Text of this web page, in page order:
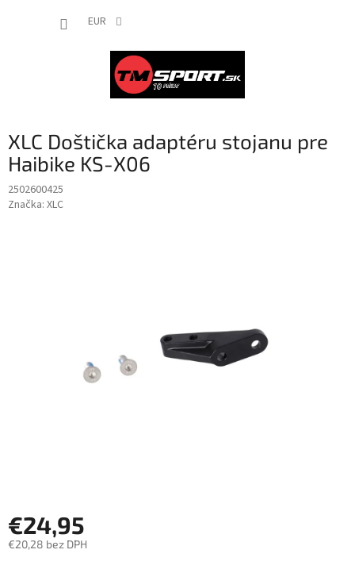
EUR
XLC Doštička adaptéru stojanu pre
Haibike KS-X06
2502600425
Značka: XLC
€24,95
€20,28 bez DPH